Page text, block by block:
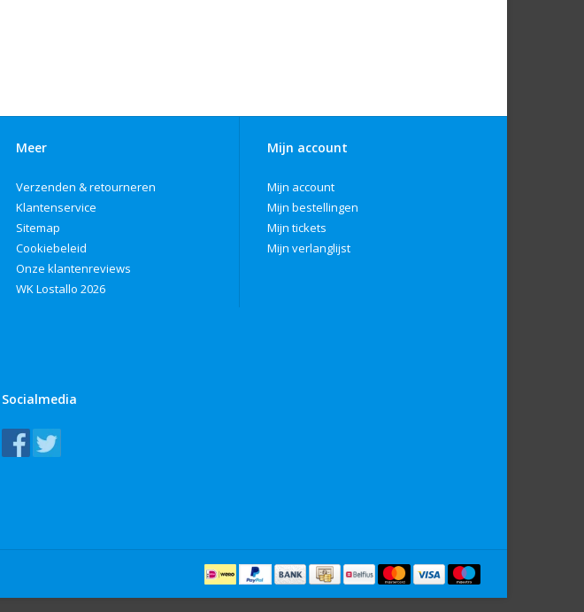
Meer
Verzenden & retourneren
Klantenservice
Sitemap
Cookiebeleid
Onze klantenreviews
WK Lostallo 2026
Mijn account
Mijn account
Mijn bestellingen
Mijn tickets
Mijn verlanglijst
Socialmedia